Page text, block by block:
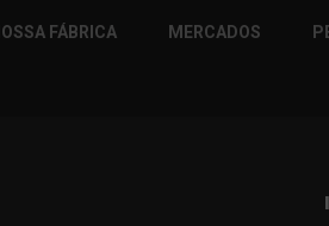
FÁBRICA MERCADOS